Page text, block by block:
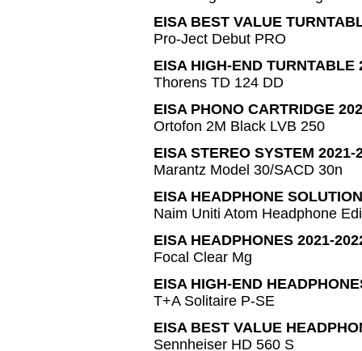
EISA BEST VALUE
Pro-Ject Debut PRO
EISA HIGH-END TURNTABLE
Thorens TD 124 DD
EISA PHONO CARTRIDGE
Ortofon 2M Black LVB 250
EISA STEREO SYSTEM 2021-
Marantz Model 30/SACD 30n
EISA HEADPHONE
Naim Uniti Atom Headphone
EISA HEADPHONES 2021-
Focal Clear Mg
EISA HIGH-END
T+A Solitaire P-SE
EISA BEST VALUE
Sennheiser HD 560 S